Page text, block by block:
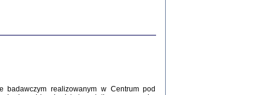
opatrzyła Barbara Engelking i Havi Dreifuss
badawczym realizowanym w Centrum pod